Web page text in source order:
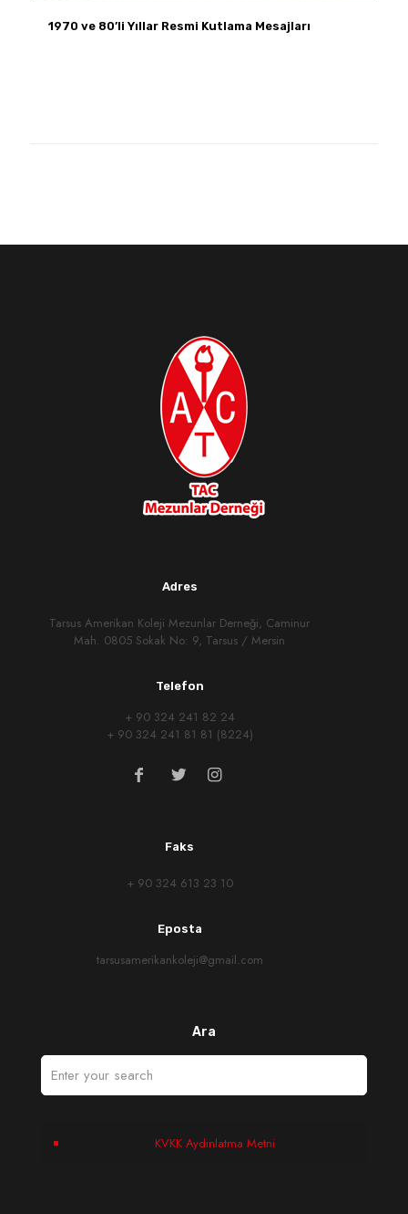
1970 ve 80’li Yıllar Resmi Kutlama Mesajları
Adres
Tarsus Amerikan Koleji Mezunlar Derneği, Caminur
Mah. 0805 Sokak No: 9, Tarsus / Mersin
Telefon
+ 90 324 241 82 24
+ 90 324 241 81 81 (8224)
Faks
+ 90 324 613 23 10
Eposta
tarsusamerikankoleji@gmail.com
Ara
KVKK Aydınlatma Metni